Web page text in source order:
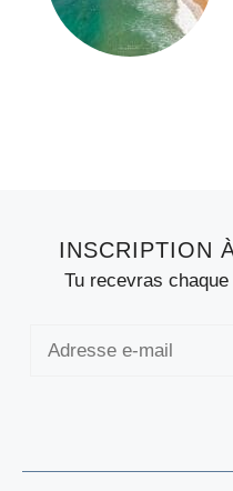
INSCRIPTION
Tu recevras